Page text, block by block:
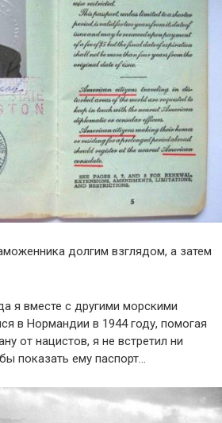
долгим взглядом, а затем
я вместе с другими морскими
в Нормандии в 1944 году, помогая
от нацистов, я не встретил ни
показать ему паспорт…